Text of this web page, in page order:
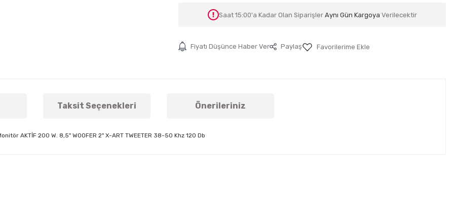
Saat 15:00'a Kadar Olan Siparişler Aynı Gün Kargoya Verilecektir
Fiyatı Düşünce Haber Ver Paylaş
Taksit Seçenekleri Önerileriniz
AKTİF 200 W. 8,5" WOOFER 2" X-ART TWEETER 38-50 Khz 120 Db